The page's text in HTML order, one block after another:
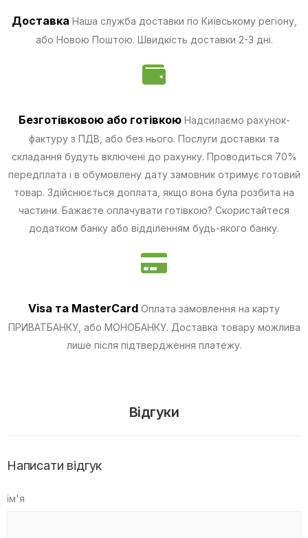
Доставка Наша служба доставки по Київському регіону,
або Новою Поштою. Швидкість доставки 2-3 дні.
Безготівковою або готівкою Надсилаємо рахунок-
фактуру з ПДВ, або без нього. Послуги доставки та
складання будуть включені до рахунку. Проводиться 70%
передплата і в обумовлену дату замовник отримує готовий
товар. Здійснюється доплата, якщо вона була розбита на
частини. Бажаєте оплачувати готівкою? Скористайтеся
додатком банку або відділенням будь-якого банку.
Visa та MasterCard Оплата замовлення на карту
ПРИВАТБАНКУ, або МОНОБАНКУ. Доставка товару можлива
лише після підтвердження платежу.
Відгуки
Написати відгук
ім'я